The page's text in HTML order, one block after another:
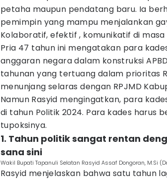
petaha maupun pendatang baru. Ia
pemimpin yang mampu menjalankan
Kolaboratif, efektif , komunikatif di masa
Pria 47 tahun ini mengatakan para
anggaran negara dalam konstruksi
tahunan yang tertuang dalam prioritas
menunjang selaras dengan RPJMD
Namun Rasyid mengingatkan, para
di tahun Politik 2024. Para kades harus
tupoksinya.
1. Tahun politik sangat rentan
sana sini
Wakil Bupati Tapanuli Selatan Rasyid Assaf Dongoran, M.Si
Rasyid menjelaskan bahwa satu tahun